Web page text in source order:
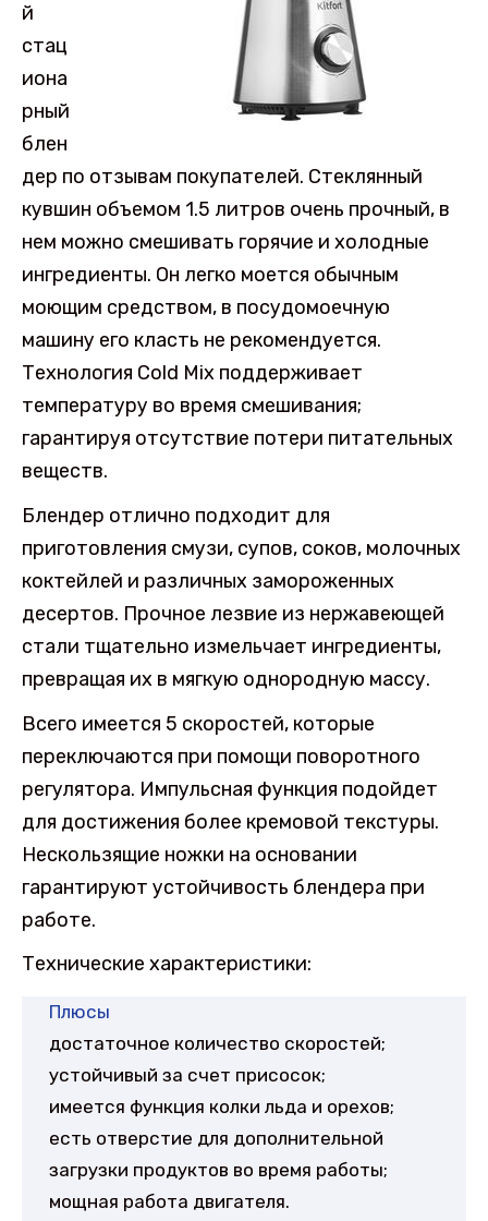
й
стац
иона
рный
блен
дер по отзывам покупателей. Стеклянный
кувшин объемом 1.5 литров очень прочный, в
нем можно смешивать горячие и холодные
ингредиенты. Он легко моется обычным
моющим средством, в посудомоечную
машину его класть не рекомендуется.
Технология Cold Mix поддерживает
температуру во время смешивания;
гарантируя отсутствие потери питательных
веществ.
Блендер отлично подходит для
приготовления смузи, супов, соков, молочных
коктейлей и различных замороженных
десертов. Прочное лезвие из нержавеющей
стали тщательно измельчает ингредиенты,
превращая их в мягкую однородную массу.
Всего имеется 5 скоростей, которые
переключаются при помощи поворотного
регулятора. Импульсная функция подойдет
для достижения более кремовой текстуры.
Нескользящие ножки на основании
гарантируют устойчивость блендера при
работе.
Технические характеристики:
Плюсы
достаточное количество скоростей;
устойчивый за счет присосок;
имеется функция колки льда и орехов;
есть отверстие для дополнительной
загрузки продуктов во время работы;
мощная работа двигателя.